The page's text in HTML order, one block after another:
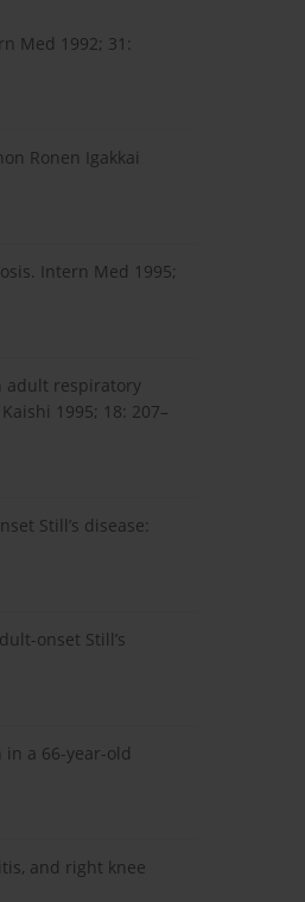
Med 1992; 31:
Ronen Igakkai
Intern Med 1995;
adult respiratory
1995; 18: 207–
Still’s disease:
onset Still’s
in a 66-year-old
and right knee